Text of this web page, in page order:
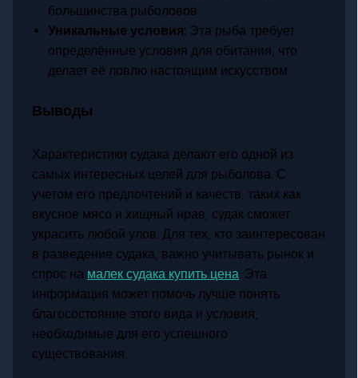
большинства рыболовов.
Уникальные условия: Эта рыба требует
определённые условия для обитания, что
делает её ловлю настоящим искусством.
Выводы
Характеристики судака делают его одной из
самых интересных целей для рыболова. С
учетом его предпочтений и качеств, таких как
вкусное мясо и хищный нрав, судак сможет
украсить любой улов. Для тех, кто заинтересован
в разведение судака, важно учитывать рынок и
спрос на малек судака купить цена. Эта
информация может помочь лучше понять
благосостояние этого вида и условия,
необходимые для его успешного
существования.